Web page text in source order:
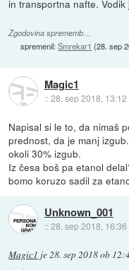
in transportna nafte.
Zgodovina sprememb…
spremenil:Smrekar1 (28. sep
Magic1
::28. sep 2018, 13:12
Napisal si le to, da nimaš
prednost, da je manj
okoli 30% izgub.
Iz česa boš pa etanol
bomo koruzo sadil za
Unknown_001
::28. sep 2018, 16:36
Magic1 je28. sep 2018 ob